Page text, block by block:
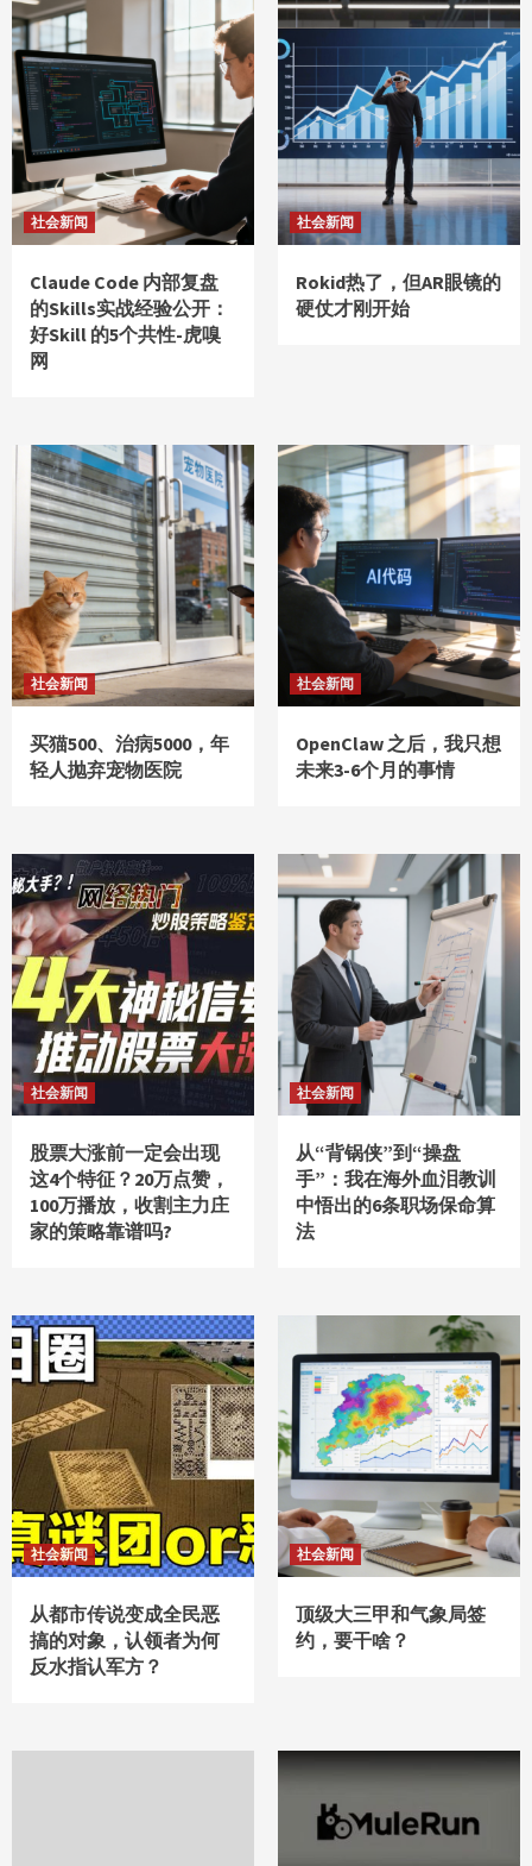
社会新闻
Claude Code 内部复盘
的Skills实战经验公开：
好Skill 的5个共性-虎嗅
网
社会新闻
Rokid热了，但AR眼镜的
硬仗才刚开始
社会新闻
买猫500、治病5000，年
轻人抛弃宠物医院
社会新闻
OpenClaw 之后，我只想
未来3-6个月的事情
社会新闻
股票大涨前一定会出现
这4个特征？20万点赞，
100万播放，收割主力庄
家的策略靠谱吗?
社会新闻
从“背锅侠”到“操盘
手”：我在海外血泪教训
中悟出的6条职场保命算
法
社会新闻
从都市传说变成全民恶
搞的对象，认领者为何
反水指认军方？
社会新闻
顶级大三甲和气象局签
约，要干啥？